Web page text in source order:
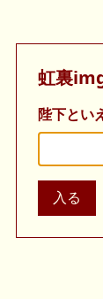
虹裏
陛下とい
入る